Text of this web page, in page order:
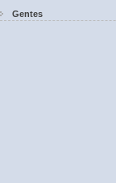
Gentes